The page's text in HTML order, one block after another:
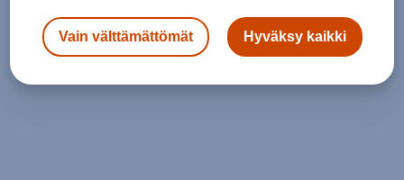
Vain välttämättömät Hyväksy kaikki